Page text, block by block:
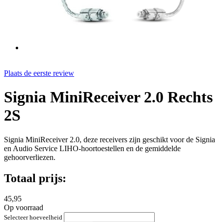
Plaats de eerste review
Signia MiniReceiver 2.0 Rechts
2S
Signia MiniReceiver 2.0, deze receivers zijn geschikt voor de Signia
en Audio Service LIHO-hoortoestellen en de gemiddelde
gehoorverliezen.
Totaal prijs:
45,95
Op voorraad
Selecteer hoeveelheid